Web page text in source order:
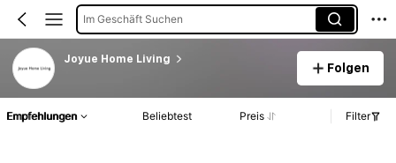
Im Geschäft Suchen
Joyue Home Living
Folgen
Empfehlungen Beliebtest Preis Filter